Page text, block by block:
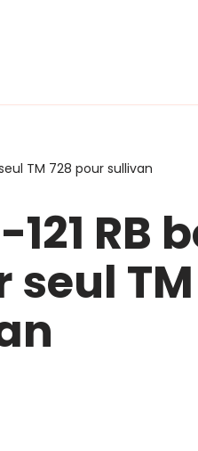
TM 728 pour sullivan
121 RB